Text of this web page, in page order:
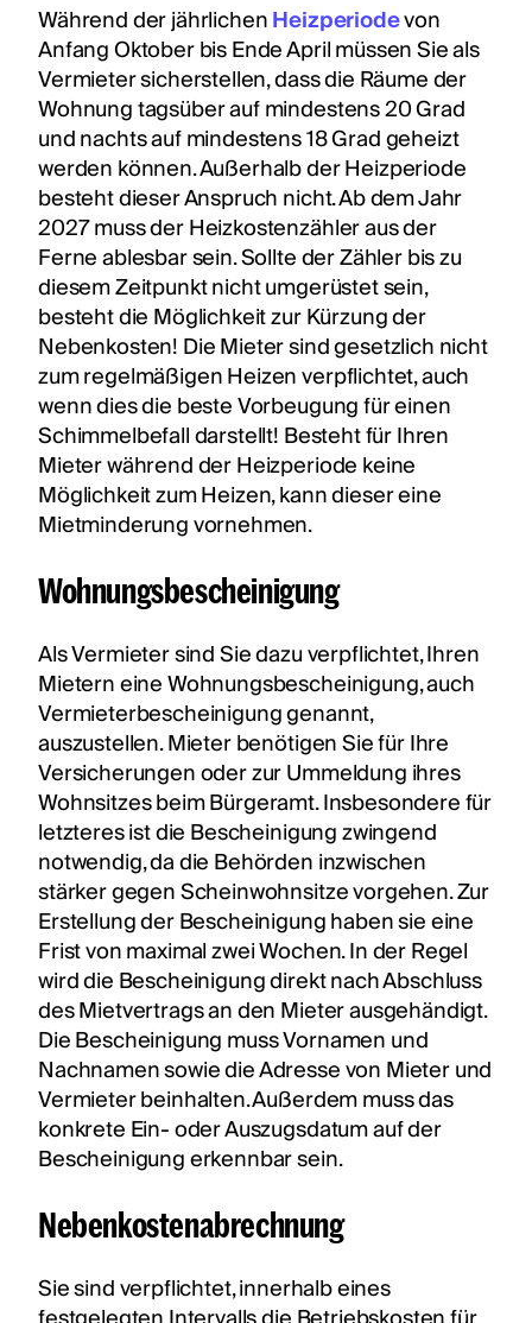
Während der jährlichenHeizperiodevon
Anfang Oktober bis Ende April müssen Sie als
Vermieter sicherstellen, dass die Räume der
Wohnung tagsüber auf mindestens 20 Grad
und nachts auf mindestens 18 Grad geheizt
werden können. Außerhalb der Heizperiode
besteht dieser Anspruch nicht. Ab dem Jahr
2027 muss der Heizkostenzähler aus der
Ferne ablesbar sein. Sollte der Zähler bis zu
diesem Zeitpunkt nicht umgerüstet sein,
besteht die Möglichkeit zur Kürzung der
Nebenkosten! Die Mieter sind gesetzlich nicht
zum regelmäßigen Heizen verpflichtet, auch
wenn dies die beste Vorbeugung für einen
Schimmelbefall darstellt! Besteht für Ihren
Mieter während der Heizperiode keine
Möglichkeit zum Heizen, kann dieser eine
Mietminderung vornehmen.
Wohnungsbescheinigung
Als Vermieter sind Sie dazu verpflichtet, Ihren
Mietern eine Wohnungsbescheinigung, auch
Vermieterbescheinigung genannt,
auszustellen. Mieter benötigen Sie für Ihre
Versicherungen oder zur Ummeldung ihres
Wohnsitzes beim Bürgeramt. Insbesondere für
letzteres ist die Bescheinigung zwingend
notwendig, da die Behörden inzwischen
stärker gegen Scheinwohnsitze vorgehen. Zur
Erstellung der Bescheinigung haben sie eine
Frist von maximal zwei Wochen. In der Regel
wird die Bescheinigung direkt nach Abschluss
des Mietvertrags an den Mieter ausgehändigt.
Die Bescheinigung muss Vornamen und
Nachnamen sowie die Adresse von Mieter und
Vermieter beinhalten. Außerdem muss das
konkrete Ein- oder Auszugsdatum auf der
Bescheinigung erkennbar sein.
Nebenkostenabrechnung
Sie sind verpflichtet, innerhalb eines